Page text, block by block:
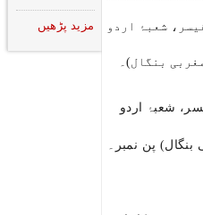
شعبۂ اردو
بنگال)۔
شعبۂ اردو
بنگال) پن نمبر۔
موبائل نمبر۔ 9874430252
مزید پڑھیں